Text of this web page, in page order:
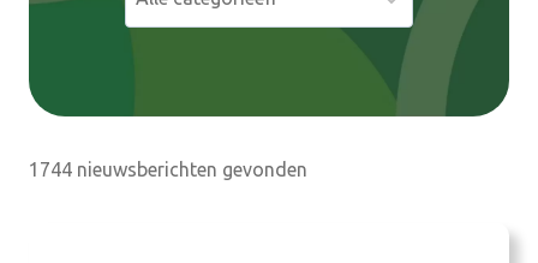
e
1744 nieuwsberichten gevonden